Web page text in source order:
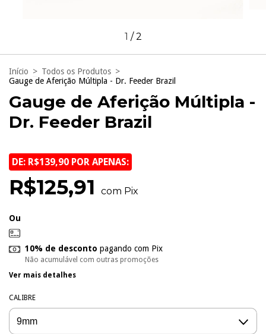
1 /2
Início > Todos os Produtos >
Gauge de Aferição Múltipla - Dr. Feeder Brazil
Gauge de Aferição Múltipla -
Dr. Feeder Brazil
DE: R$139,90 POR APENAS:
R$125,91 com Pix
Ou
10% de desconto pagando com Pix
Não acumulável com outras promoções
Ver mais detalhes
CALIBRE